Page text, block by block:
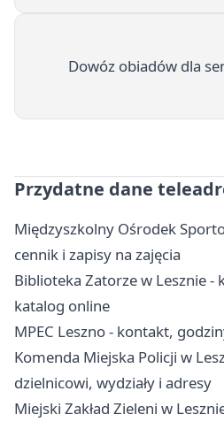
Dowóz obiadów dla
Przydatne dane
Międzyszkolny Ośrodek
cennik i zapisy na zajęcia
Biblioteka Zatorze w Lesznie -
katalog online
MPEC Leszno - kontakt,
Komenda Miejska Policji w
dzielnicowi, wydziały i adresy
Miejski Zakład Zieleni w